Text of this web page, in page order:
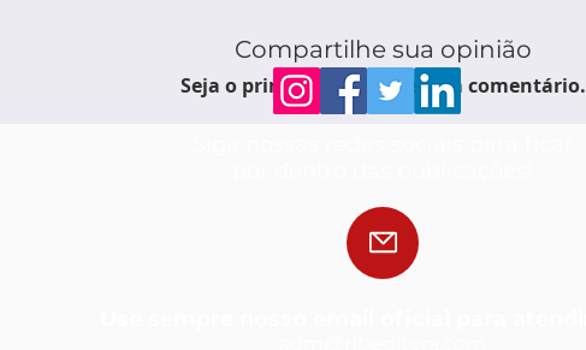
Compartilhe sua opinião
Seja o primeiro a escrever um comentário.